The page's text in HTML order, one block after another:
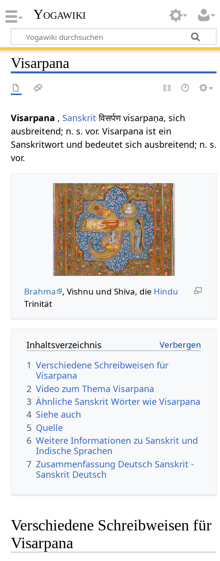
Yogawiki
Visarpana
Visarpana , Sanskrit विसर्पण visarpaṇa, sich
ausbreitend; n. s. vor. Visarpana ist ein
Sanskritwort und bedeutet sich ausbreitend; n. s.
vor.
Brahma , Vishnu und Shiva, die Hindu
Trinität
Inhaltsverzeichnis
1 Verschiedene Schreibweisen für
Visarpana
2 Video zum Thema Visarpana
3 Ähnliche Sanskrit Wörter wie Visarpana
4 Siehe auch
5 Quelle
6 Weitere Informationen zu Sanskrit und
Indische Sprachen
7 Zusammenfassung Deutsch Sanskrit -
Sanskrit Deutsch
Verschiedene Schreibweisen für
Visarpana